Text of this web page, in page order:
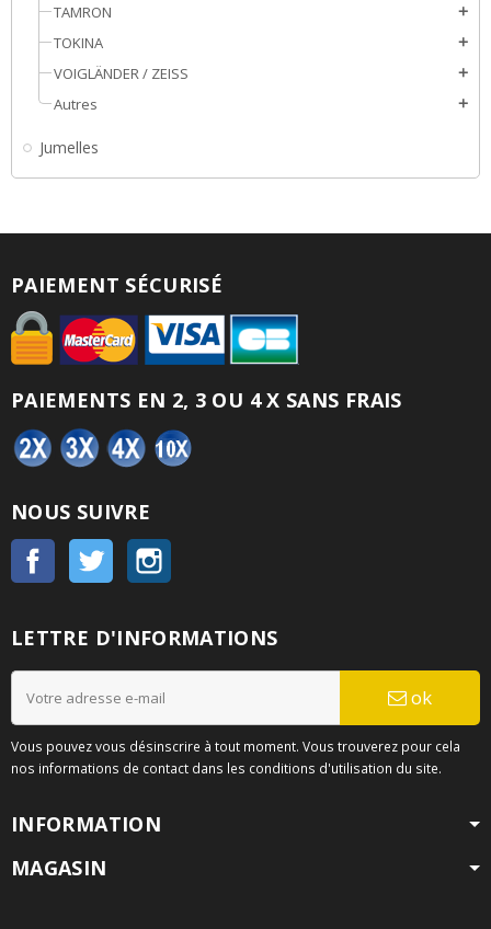
TAMRON add
TOKINA add
VOIGLÄNDER / ZEISS add
Autres add
Jumelles
PAIEMENT SÉCURISÉ
PAIEMENTS EN 2, 3 OU 4 X SANS FRAIS
NOUS SUIVRE
Facebook Twitter
LETTRE D'INFORMATIONS
ok
Vous pouvez vous désinscrire à tout moment. Vous trouverez pour cela
nos informations de contact dans les conditions d'utilisation du site.
INFORMATION
MAGASIN